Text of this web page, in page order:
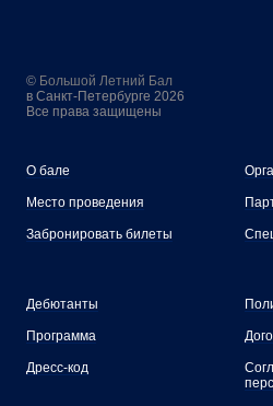
© Большой Летний Бал
в Санкт-Петербурге 2026
Все права защищены
О бале
Место проведения
Забронировать билеты
Дебютанты
Программа
Дресс-код